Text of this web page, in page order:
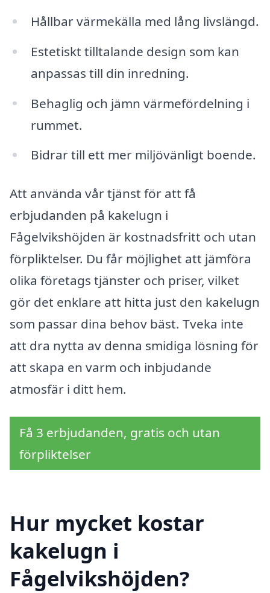
Hållbar värmekälla med lång livslängd.
Estetiskt tilltalande design som kan
anpassas till din inredning.
Behaglig och jämn värmefördelning i
rummet.
Bidrar till ett mer miljövänligt boende.
Att använda vår tjänst för att få
erbjudanden på kakelugn i
Fågelvikshöjden är kostnadsfritt och utan
förpliktelser. Du får möjlighet att jämföra
olika företags tjänster och priser, vilket
gör det enklare att hitta just den kakelugn
som passar dina behov bäst. Tveka inte
att dra nytta av denna smidiga lösning för
att skapa en varm och inbjudande
atmosfär i ditt hem.
Få 3 erbjudanden, gratis och utan
förpliktelser
Hur mycket kostar
kakelugn i
Fågelvikshöjden?